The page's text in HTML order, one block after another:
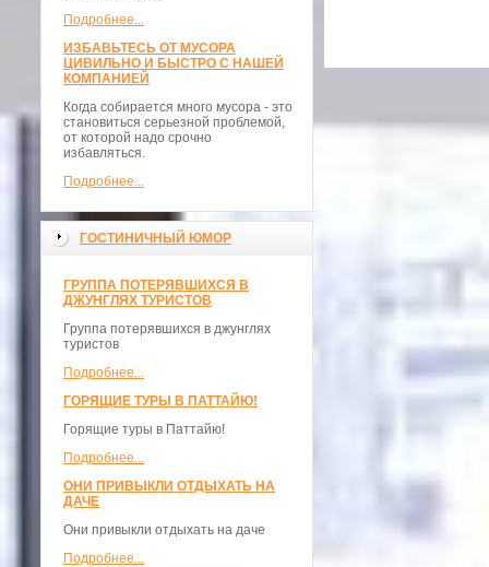
Подробнее...
ИЗБАВЬТЕСЬ ОТ МУСОРА
ЦИВИЛЬНО И БЫСТРО С НАШЕЙ
КОМПАНИЕЙ
Когда собирается много мусора - это
становиться серьезной проблемой,
от которой надо срочно
избавляться.
Подробнее...
ГОСТИНИЧНЫЙ ЮМОР
ГРУППА ПОТЕРЯВШИХСЯ В
ДЖУНГЛЯХ ТУРИСТОВ
Группа потерявшихся в джунглях
туристов
Подробнее...
ГОРЯЩИЕ ТУРЫ В ПАТТАЙЮ!
Горящие туры в Паттайю!
Подробнее...
ОНИ ПРИВЫКЛИ ОТДЫХАТЬ НА
ДАЧЕ
Они привыкли отдыхать на даче
Подробнее...